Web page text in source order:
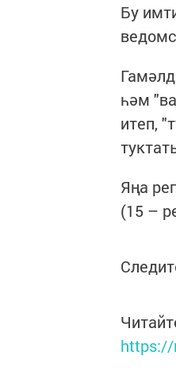
Бу
һәм
итеп,
Яңа
(15 –
https://